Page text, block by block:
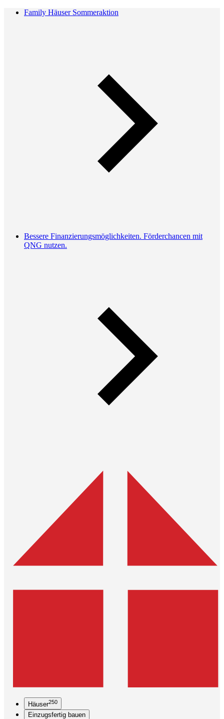
Family Häuser Sommeraktion
Bessere Finanzierungsmöglichkeiten. Förderchancen mit
QNG nutzen.
Häuser250
Einzugsfertig bauen